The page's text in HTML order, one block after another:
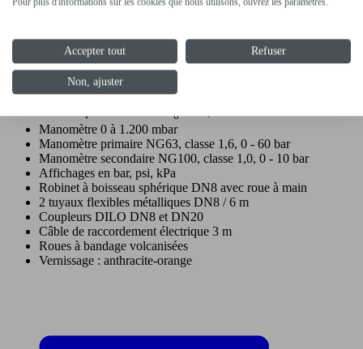
Pompe à vide pour faire le vide de l'air (16 m³/h [à 50 Hz] ;
19 m³/h [à 60 Hz]), vide final 1 mbar
Détendeur pour SF6
6
Manomètre 0 à 1.200 mbar
Manomètre primaire NG63, classe 1,6, 0 - 60 bar
Manomètre secondaire NG100, classe 1,0, 0 - 10 bar
Affichages en bar, psi, kPa
Robinet à boisseau sphérique DN8 avec roue à main
2 tuyaux flexibles métalliques DN8 / 6 m
Coupleurs DILO DN8 et DN20
Câble de raccordement électrique 3 m
Roues à bandage volcanisées
Vernissage : anthracite-orange
Accepter tout Refuser
Non, ajuster